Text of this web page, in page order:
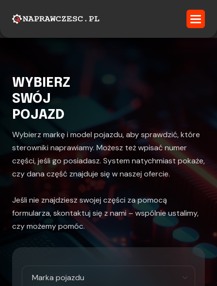
WYBIERZ
SWÓJ
POJAZD
Wybierz markę i model pojazdu, aby sprawdzić, które
sterowniki naprawiamy. Możesz też wpisać numer
części, jeśli go posiadasz. System natychmiast pokaże,
czy dana część znajduje się w naszej ofercie.
Jeśli nie znajdziesz swojej części za pomocą
formularza, skontaktuj się z nami – wspólnie ustalimy,
czy możemy pomóc.